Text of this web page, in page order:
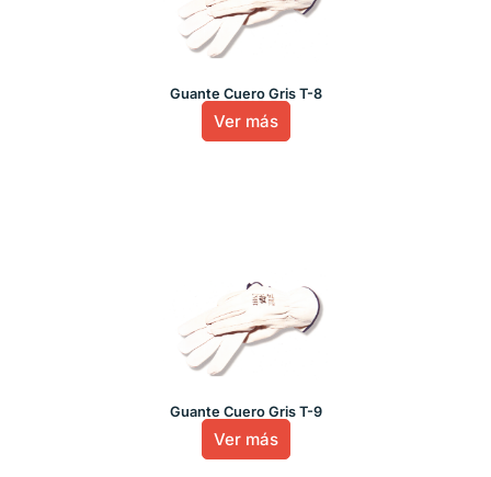
Guante Cuero Gris T-8
Ver más
Guante Cuero Gris T-9
Ver más